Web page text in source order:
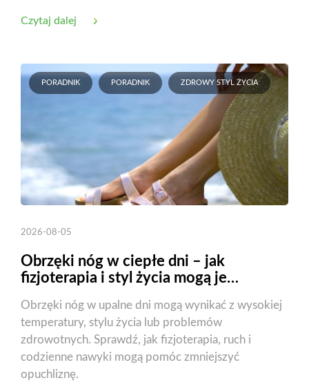
Czytaj dalej
PORADNIK PORADNIK ZDROWY STYL ŻYCIA
2026-08-05
Obrzęki nóg w ciepłe dni – jak
fizjoterapia i styl życia mogą je
Obrzęki nóg w upalne dni mogą wynikać z wysokiej
temperatury, stylu życia lub problemów
zdrowotnych. Sprawdź, jak fizjoterapia, ruch i
codzienne nawyki mogą pomóc zmniejszyć
opuchliznę.